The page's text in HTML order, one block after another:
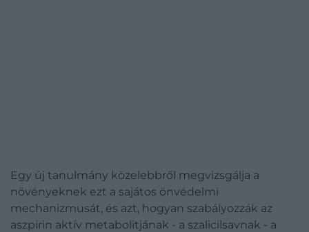
Egy új tanulmány közelebbről megvizsgálja a
növényeknek ezt a sajátos önvédelmi
mechanizmusát, és azt, hogyan szabályozzák az
aszpirin aktív metabolitjának - a szalicilsavnak - a